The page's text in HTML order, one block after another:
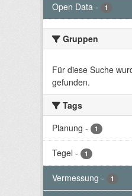
Open Data - 1
Gruppen
Für diese Suche
gefunden.
Tags
Planung - 1
Tegel - 1
Vermessung - 1